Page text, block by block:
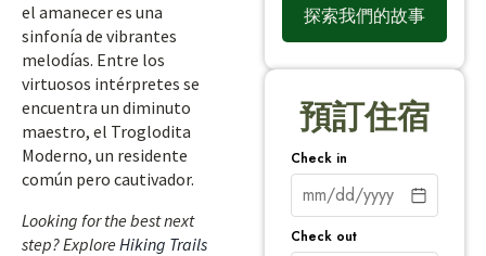
el amanecer es una
sinfonía de vibrantes
melodías. Entre los
virtuosos intérpretes se
encuentra un diminuto
maestro, el Troglodita
Moderno, un residente
común pero cautivador.
Looking for the best next
step? Explore Hiking Trails
探索我們的故事
預訂住宿
Check in
Check out